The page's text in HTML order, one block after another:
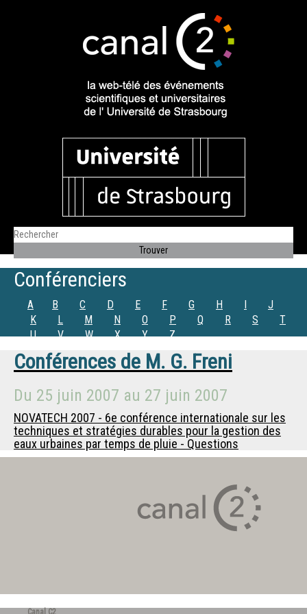
Conférenciers
A B C D E F G H I
J
K
L M N O P Q R S
T
U
V W X Y Z
Conférences de M. G. Freni
Du 25 juin 2007 au 27 juin 2007
NOVATECH 2007 - 6e conférence internationale sur les
techniques et stratégies durables pour la gestion des
eaux urbaines par temps de pluie - Questions
Canal C2